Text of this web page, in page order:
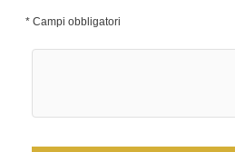
* Campi obbligatori